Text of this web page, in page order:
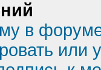
в
или